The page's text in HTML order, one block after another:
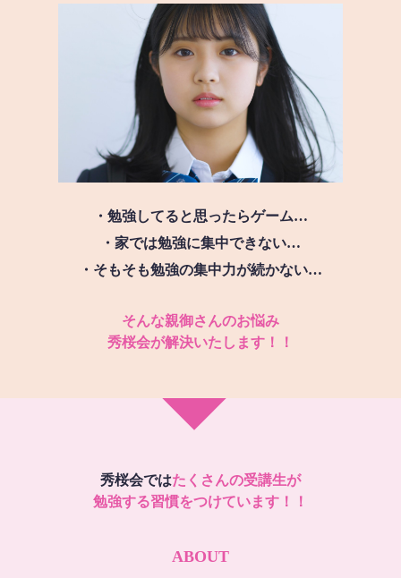
・勉強してると思ったらゲーム…
・家では勉強に集中できない…
・そもそも勉強の集中力が続かない…
そんな親御さんのお悩み
秀桜会が解決いたします！！
秀桜会ではたくさんの受講生が
勉強する習慣をつけています！！
ABOUT